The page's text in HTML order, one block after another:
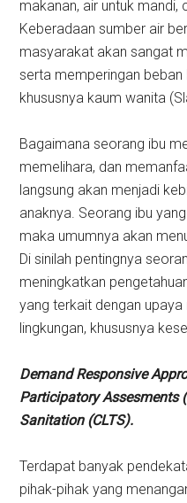
makanan, air untuk mandi,
Keberadaan sumber air
masyarakat akan sangat
serta memperingan
khususnya kaum wanita
Bagaimana seorang ibu
memelihara, dan
langsung akan menjadi
anaknya. Seorang ibu
maka umumnya akan
Di sinilah pentingnya
meningkatkan
yang terkait dengan
lingkungan, khususnya
Demand Responsive
Participatory Assesments
Sanitation (CLTS).
Terdapat banyak
pihak-pihak yang